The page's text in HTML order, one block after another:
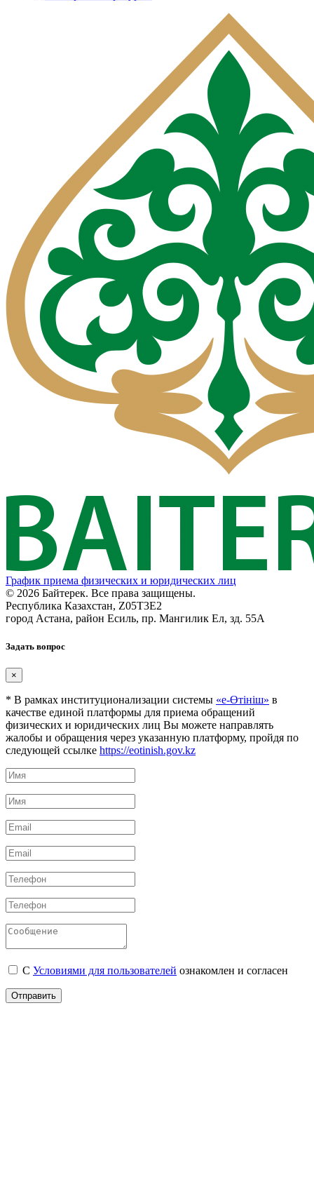
График приема физических и юридических лиц
© 2026 Байтерек. Все права защищены.
Республика Казахстан, Z05T3E2
город Астана, район Есиль, пр. Мангилик Ел, зд. 55А
Задать вопрос
×
* В рамках институционализации системы «е-Өтініш» в
качестве единой платформы для приема обращений
физических и юридических лиц Вы можете направлять
жалобы и обращения через указанную платформу, пройдя по
следующей ссылке https://eotinish.gov.kz
С Условиями для пользователей ознакомлен и согласен
Отправить